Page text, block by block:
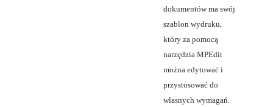
dokumentów ma swój
szablon wydruku,
który za pomocą
narzędzia MPEdit
można edytować i
przystosować do
własnych wymagań.